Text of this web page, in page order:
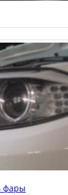
фары